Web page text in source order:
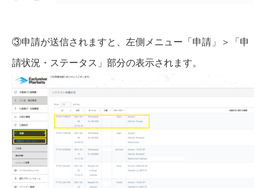
③申請が送信されますと、左側メニュー「申請」＞「申
請状況・ステータス」部分の表示されます。